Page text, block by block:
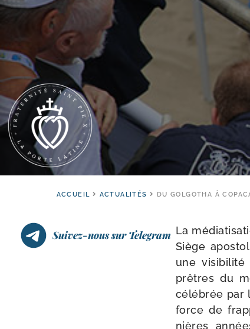
ACCUEIL ACTUALITÉS DU GOLGOTHA À
Suivez-nous sur Telegram La
Siège
une
prêtres du
célé­brée par
force de
nières